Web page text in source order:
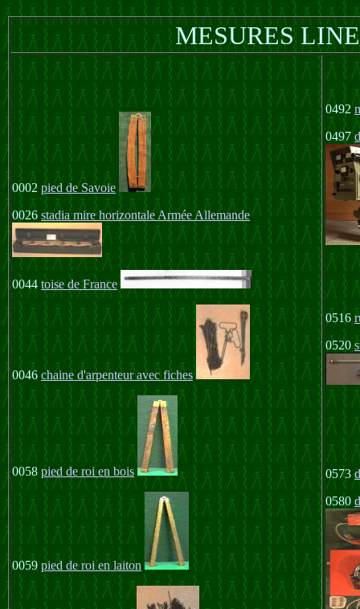
MESURES
0002 pied de Savoie
0026 stadia mire horizontale Armée Allemande
0044 toise de France
0046 chaine d'arpenteur avec fiches
0058 pied de roi en bois
0059 pied de roi en laiton
0492
0497
0516
0520
0573
0580